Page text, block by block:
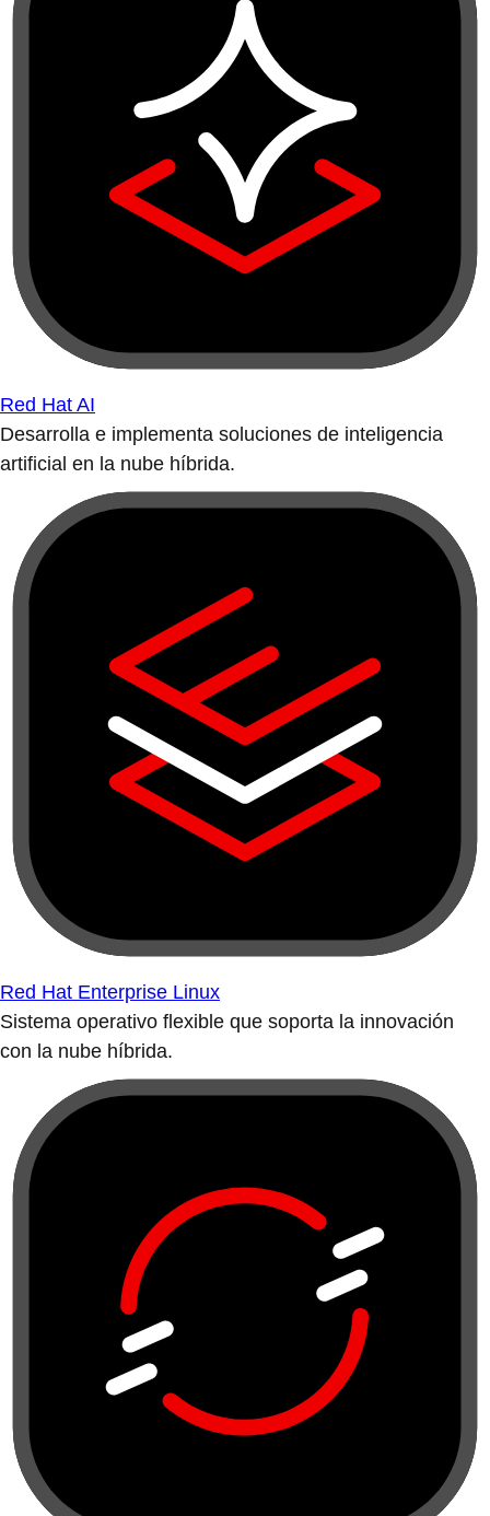
Red Hat AI
Desarrolla e implementa soluciones de inteligencia
artificial en la nube híbrida.
Red Hat Enterprise Linux
Sistema operativo flexible que soporta la innovación
con la nube híbrida.